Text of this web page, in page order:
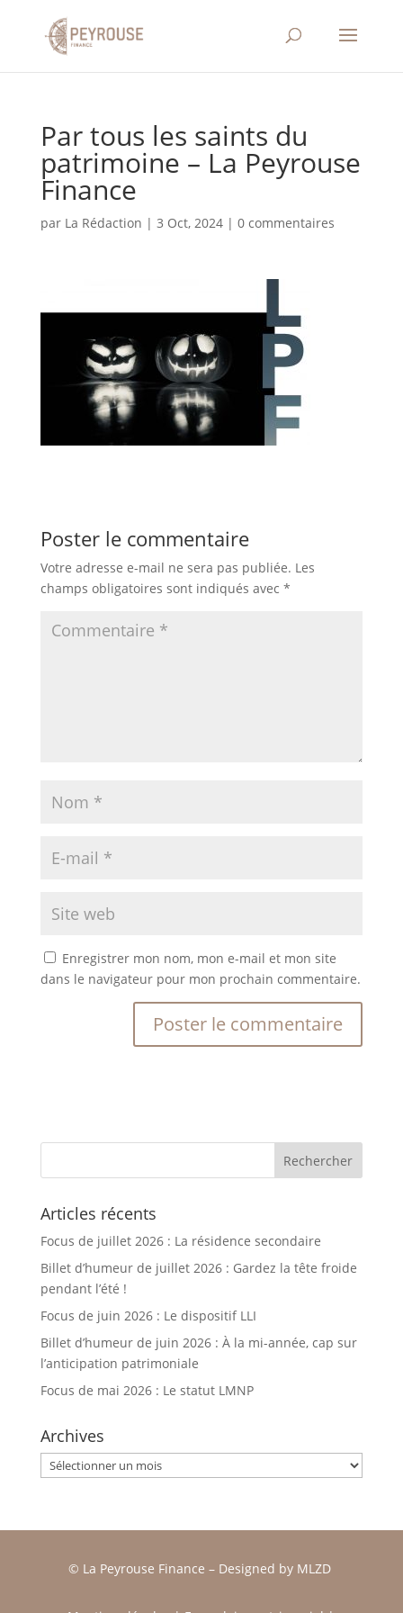
Par tous les saints du
patrimoine – La Peyrouse
Finance
par La Rédaction | 3 Oct, 2024| 0 commentaires
Poster le commentaire
Votre adresse e-mail ne sera pas publiée. Les
champs obligatoires sont indiqués avec *
Enregistrer mon nom, mon e-mail et mon site
dans le navigateur pour mon prochain commentaire.
Articles récents
Focus de juillet 2026 : La résidence secondaire
Billet d’humeur de juillet 2026 : Gardez la tête froide
pendant l’été !
Focus de juin 2026 : Le dispositif LLI
Billet d’humeur de juin 2026 : À la mi-année, cap sur
l’anticipation patrimoniale
Focus de mai 2026 : Le statut LMNP
Archives
Archives
© La Peyrouse Finance –Designed by MLZD